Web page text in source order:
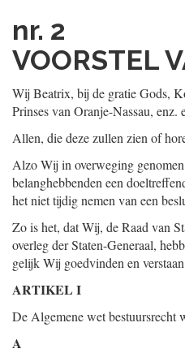
nr. 2
VOORSTEL
Wij Beatrix, bij de gratie Gods,
Prinses van Oranje-Nassau, enz.
Allen, die deze zullen zien of
Alzo Wij in overweging
belanghebbenden een
het niet tijdig nemen van een
Zo is het, dat Wij, de Raad van
overleg der Staten-Generaal,
gelijk Wij goedvinden en
ARTIKEL I
De Algemene wet bestuursrecht
A